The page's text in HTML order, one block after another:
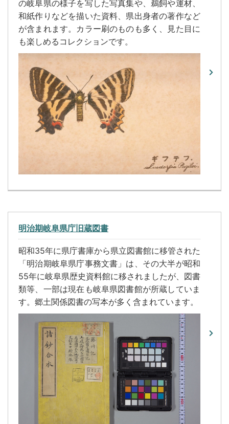
の岐阜県の様子を写した写真集や、鵜飼や運材、
和紙作りなどを描いた資料、県出身者の著作など
が含まれます。カラー刷のものも多く、見た目に
も楽しめるコレクションです。
明治期岐阜県庁旧蔵図書
昭和35年に県庁書庫から県立図書館に移管された
「明治期岐阜県庁事務文書」は、その大半が昭和
55年に岐阜県歴史資料館に移されましたが、図書
類等、一部は現在も岐阜県図書館が所蔵していま
す。郷土関係図書の写本が多く含まれています。